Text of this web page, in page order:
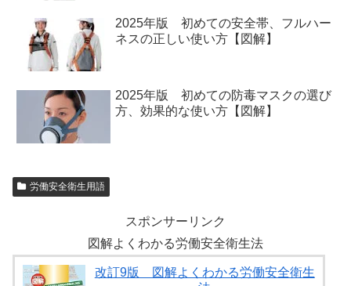
2025年版 初めての安全帯、フルハー
ネスの正しい使い方【図解】
2025年版 初めての防毒マスクの選び
方、効果的な使い方【図解】
労働安全衛生用語
スポンサーリンク
図解よくわかる労働安全衛生法
改訂9版 図解よくわかる労働安全衛生